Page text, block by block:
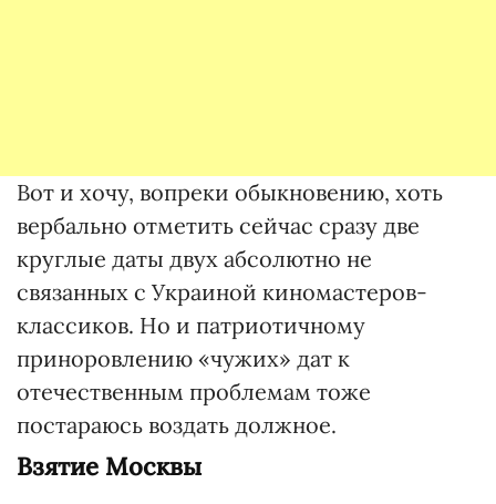
Вот и хочу, вопреки обыкновению, хоть
вербально отметить сейчас сразу две
круглые даты двух абсолютно не
связанных с Украиной киномастеров-
классиков. Но и патриотичному
приноровлению «чужих» дат к
отечественным проблемам тоже
постараюсь воздать должное.
Взятие Москвы